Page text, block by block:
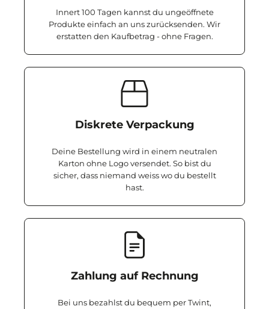
Innert 100 Tagen kannst du ungeöffnete
Produkte einfach an uns zurücksenden. Wir
erstatten den Kaufbetrag - ohne Fragen.
Diskrete Verpackung
Deine Bestellung wird in einem neutralen
Karton ohne Logo versendet. So bist du
sicher, dass niemand weiss wo du bestellt
hast.
Zahlung auf Rechnung
Bei uns bezahlst du bequem per Twint,